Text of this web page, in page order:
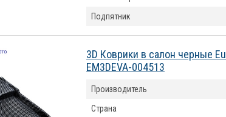
Подпятник
3D Коврики в салон черные
EM3DEVA-004513
Производитель
Страна